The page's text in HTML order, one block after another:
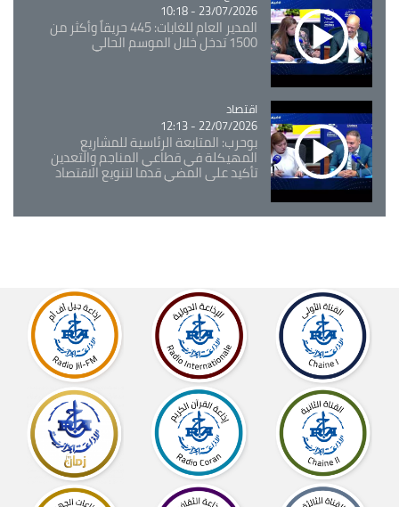
23/07/2026 - 10:18
المدير العام للغابات: 445 حريقاً وأكثر من
1500 تدخل خلال الموسم الحالي
Catégorie
اقتصاد
22/07/2026 - 12:13
بوحرب: المتابعة الرئاسية للمشاريع
المهيكلة في قطاعي المناجم والتعدين
تأكيد على المضي قدما لتنويع الاقتصاد